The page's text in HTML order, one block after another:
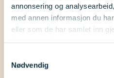
annonsering og
med annen informasjon du
eller som de har samlet inn
Nødvendig